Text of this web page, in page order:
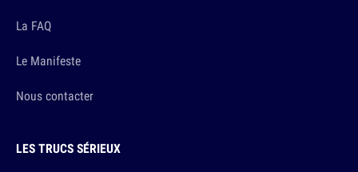
La FAQ
Le Manifeste
Nous contacter
LES TRUCS SÉRIEUX